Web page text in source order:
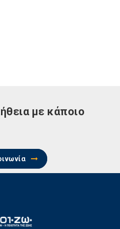
με κάποιο